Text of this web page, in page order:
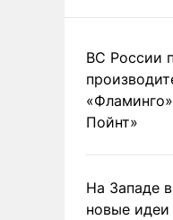
ВС России
Пойнт»
На Западе
новые идеи